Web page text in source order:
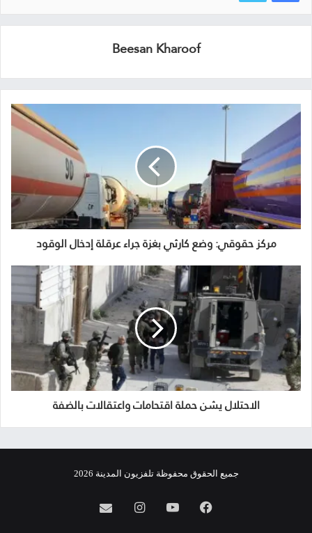
Beesan Kharoof
مركز حقوقي: وضع كارثي بغزة جراء عرقلة إدخال الوقود
الاحتلال يشن حملة اقتحامات واعتقالات بالضفة
جميع الحقوق محفوظة تلفزيون المدينة 2026
فيسبوكيوتيوبانستقرامinfo@almadina.tv